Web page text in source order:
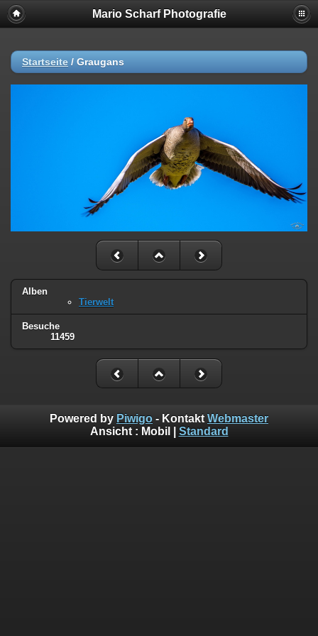
Mario Scharf Photografie
Startseite / Graugans
Alben
Tierwelt
Besuche
11459
Powered by Piwigo - Kontakt Webmaster
Ansicht : Mobil Standard